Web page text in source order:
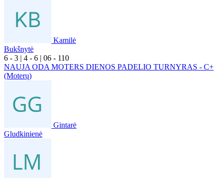
Kamilė
Bukšnytė
6 - 3 | 4 - 6 | 06 - 110
NAUJA ODA MOTERS DIENOS PADELIO TURNYRAS - C+
(Moterų)
Gintarė
Gludkinienė